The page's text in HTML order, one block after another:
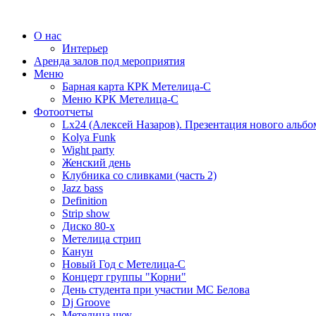
О нас
Интерьер
Аренда залов под мероприятия
Меню
Барная карта КРК Метелица-С
Меню КРК Метелица-С
Фотоотчеты
Lx24 (Алексей Назаров). Презентация нового
Kolya Funk
Wight party
Женский день
Клубника со сливками (часть 2)
Jazz bass
Definition
Strip show
Диско 80-х
Метелица стрип
Канун
Новый Год с Метелица-С
Концерт группы "Корни"
День студента при участии МС Белова
Dj Groove